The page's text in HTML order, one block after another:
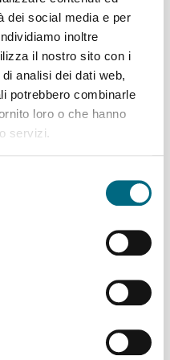
dei social media e per
inoltre
il nostro sito con i
analisi dei dati web,
potrebbero combinarle
loro o che hanno
servizi.
sarà dematerializzato
Card fisica con contributo
biglietteria, devi
per le biglietterie urbane
beneficiavo di una
ora agli impianti
Linee Periferiche e
funicolare Sant'Anna,
Taxibus e servizi